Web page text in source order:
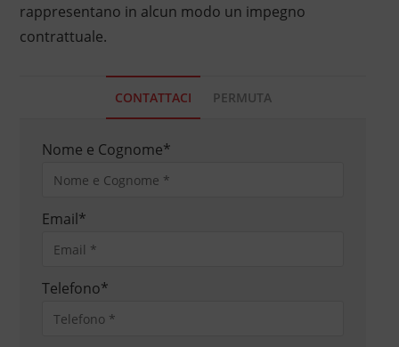
rappresentano in alcun modo un impegno
contrattuale.
CONTATTACI PERMUTA
Nome e Cognome*
Email*
Telefono*